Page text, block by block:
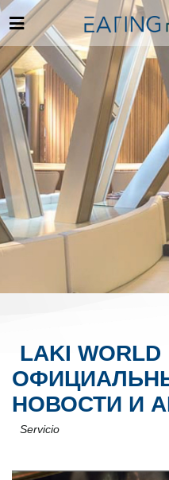
LAKI WORLD
НОВОСТИ И
Servicio